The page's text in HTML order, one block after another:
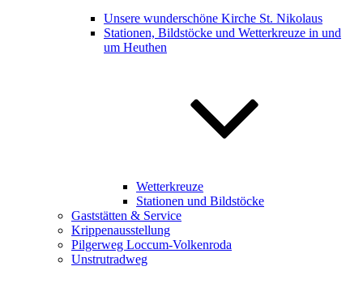
Unsere wunderschöne Kirche St. Nikolaus
Stationen, Bildstöcke und Wetterkreuze in und
um Heuthen
Wetterkreuze
Stationen und Bildstöcke
Gaststätten & Service
Krippenausstellung
Pilgerweg Loccum-Volkenroda
Unstrutradweg